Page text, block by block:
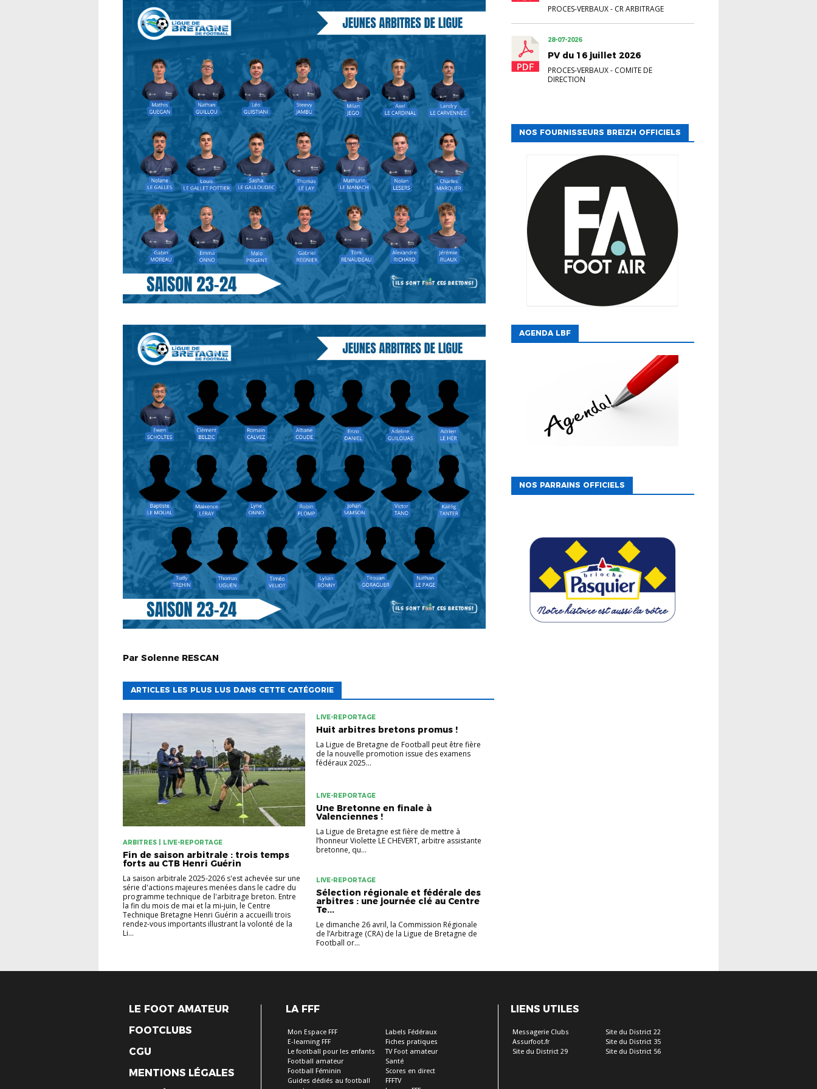
Par Solenne RESCAN
ARTICLES LES PLUS LUS DANS CETTE CATÉGORIE
ARBITRES | LIVE-REPORTAGE
Fin de saison arbitrale : trois temps
forts au CTB Henri Guérin
La saison arbitrale 2025-2026 s'est achevée sur une
série d'actions majeures menées dans le cadre du
programme technique de l'arbitrage breton. Entre
la fin du mois de mai et la mi-juin, le Centre
Technique Bretagne Henri Guérin a accueilli trois
rendez-vous importants illustrant la volonté de la
Li...
LIVE-REPORTAGE
Huit arbitres bretons promus !
La Ligue de Bretagne de Football peut être fière
de la nouvelle promotion issue des examens
fédéraux 2025...
LIVE-REPORTAGE
Une Bretonne en finale à
Valenciennes !
La Ligue de Bretagne est fière de mettre à
l’honneur Violette LE CHEVERT, arbitre assistante
bretonne, qu...
LIVE-REPORTAGE
Sélection régionale et fédérale des
arbitres : une journée clé au Centre
Te...
Le dimanche 26 avril, la Commission Régionale
de l’Arbitrage (CRA) de la Ligue de Bretagne de
Football or...
PROCES-VERBAUX- CR ARBITRAGE
28-07-2026
PV du 16 juillet 2026
PROCES-VERBAUX- COMITE DE
DIRECTION
NOS FOURNISSEURS BREIZH OFFICIELS
AGENDA LBF
NOS PARRAINS OFFICIELS
LE FOOT AMATEUR
FOOTCLUBS
CGU
MENTIONS LÉGALES
LA FFF
Mon Espace FFF
E-learning FFF
Le football pour les enfants
Football amateur
Football Féminin
Guides dédiés au football
Labels Fédéraux
Fiches pratiques
TV Foot amateur
Santé
Scores en direct
FFFTV
LIENS UTILES
Messagerie Clubs
Assurfoot.fr
Site du District 29
Site du District 22
Site du District 35
Site du District 56